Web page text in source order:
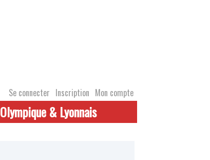
Se connecter Inscription Mon compte
Olympique & Lyonnais